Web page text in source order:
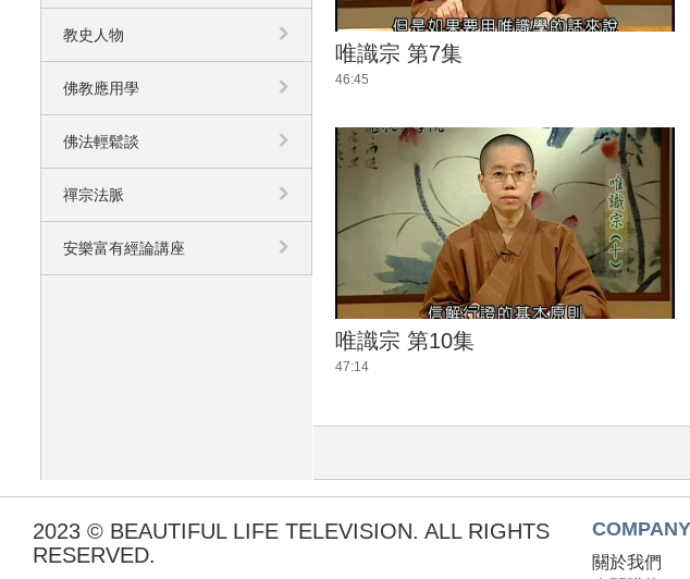
教史人物
佛教應用學
佛法輕鬆談
禪宗法脈
安樂富有經論講座
唯識宗 第7集
46:45
唯識宗 第10集
47:14
2023 © BEAUTIFUL LIFE TELEVISION. ALL RIGHTS
RESERVED.
COMPANY
關於我們